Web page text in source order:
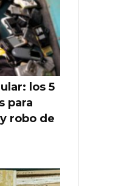
los 5
para
robo de